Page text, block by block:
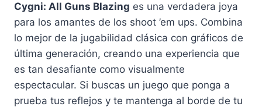
Cygni: All Guns Blazing es una verdadera joya
para los amantes de los shoot ’em ups. Combina
lo mejor de la jugabilidad clásica con gráficos de
última generación, creando una experiencia que
es tan desafiante como visualmente
espectacular. Si buscas un juego que ponga a
prueba tus reflejos y te mantenga al borde de tu